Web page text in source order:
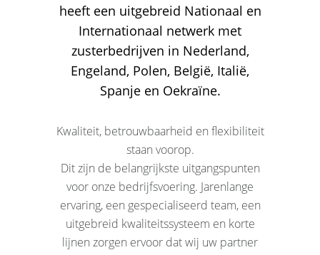
heeft een uitgebreid Nationaal en
Internationaal netwerk met
zusterbedrijven in Nederland,
Engeland, Polen, België, Italië,
Spanje en Oekraïne.
Kwaliteit, betrouwbaarheid en flexibiliteit
staan voorop.
Dit zijn de belangrijkste uitgangspunten
voor onze bedrijfsvoering. Jarenlange
ervaring, een gespecialiseerd team, een
uitgebreid kwaliteitssysteem en korte
lijnen zorgen ervoor dat wij uw partner